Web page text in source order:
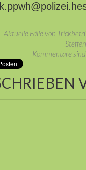
Aktuelle Fälle von
Steffen
Kommentare